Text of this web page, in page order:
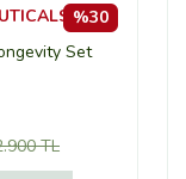
%30
SET
Set
TL